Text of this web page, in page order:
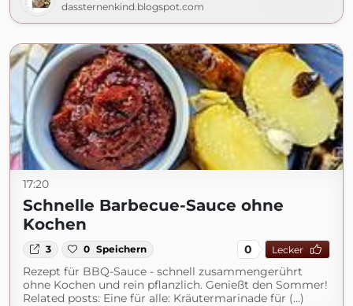
dassternenkind.blogspot.com
17:20
Schnelle Barbecue-Sauce ohne
Kochen
3 0 Speichern 0 Lecker
Rezept für BBQ-Sauce - schnell zusammengerührt
ohne Kochen und rein pflanzlich. Genießt den Sommer!
Related posts: Eine für alle: Kräutermarinade für (...)